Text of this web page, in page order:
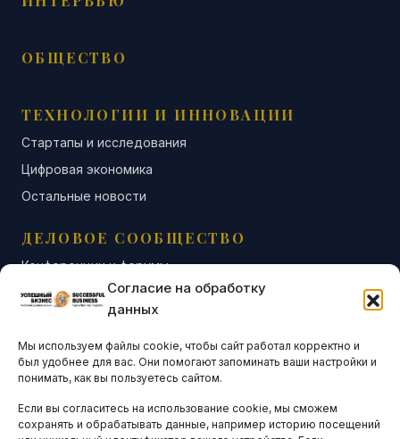
Согласие на обработку
данных
Мы используем файлы cookie, чтобы сайт работал корректно и
был удобнее для вас. Они помогают запоминать ваши настройки и
понимать, как вы пользуетесь сайтом.
Если вы согласитесь на использование cookie, мы сможем
сохранять и обрабатывать данные, например историю посещений
ОБЩЕСТВО
ТЕХНОЛОГИИ И ИННОВАЦИИ
Стартапы и исследования
Цифровая экономика
Остальные новости
ДЕЛОВОЕ СООБЩЕСТВО
Конференции и форумы
Бизнес-клубы и ассоциации
Остальные новости
АНАЛИТИКА И СТАТИСТИКА
ARTICLES IN ENGLISH